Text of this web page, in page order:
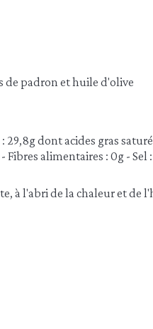
de padron et huile d'olive
29,8g dont acides gras
Fibres alimentaires : 0g - Sel
à l'abri de la chaleur et de